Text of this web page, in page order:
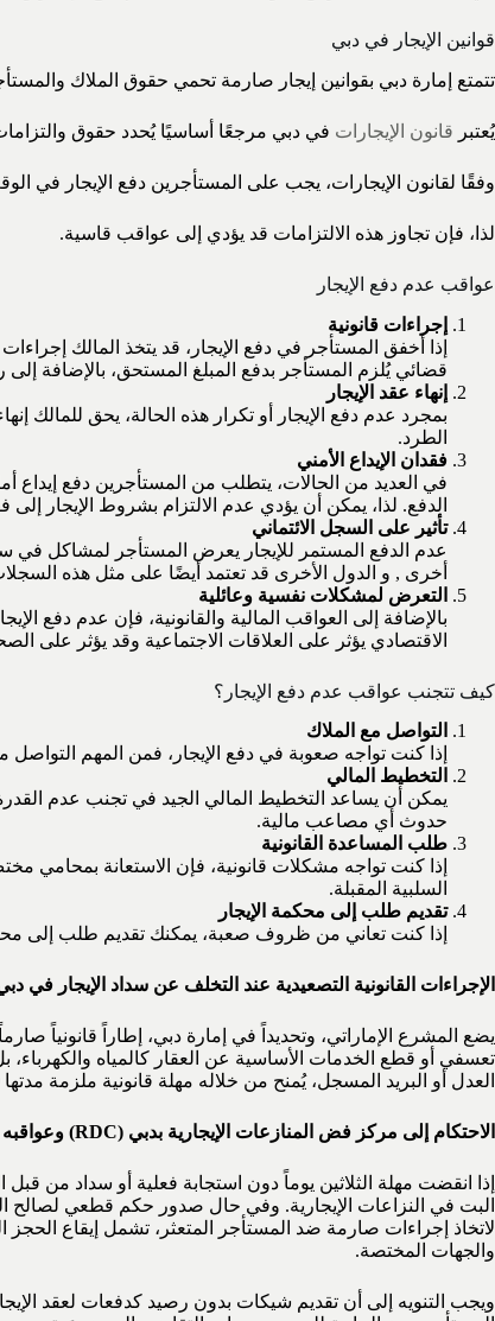
قوانين الإيجار في دبي
تتمتع إمارة دبي بقوانين إيجار صارمة تحمي حقوق الملاك
يُعتبر قانون الإيجارات في دبي مرجعًا أساسيًا يُحدد حقوق
وفقًا لقانون الإيجارات، يجب على المستأجرين دفع الإيجار في
لذا، فإن تجاوز هذه الالتزامات قد يؤدي إلى عواقب قاسية.
عواقب عدم دفع الإيجار
إجراءات قانونية
إذا أخفق المستأجر في دفع الإيجار، قد يتخذ المالك
قضائي يُلزم المستأجر بدفع المبلغ المستحق، بالإضافة
إنهاء عقد الإيجار
بمجرد عدم دفع الإيجار أو تكرار هذه الحالة، يحق للمالك
الطرد.
فقدان الإيداع الأمني
في العديد من الحالات، يتطلب من المستأجرين دفع إيداع
الدفع. لذا، يمكن أن يؤدي عدم الالتزام بشروط الإيجار
تأثير على السجل الائتماني
عدم الدفع المستمر للإيجار يعرض المستأجر لمشاكل
أخرى , و الدول الأخرى قد تعتمد أيضًا على مثل هذه
التعرض لمشكلات نفسية وعائلية
بالإضافة إلى العواقب المالية والقانونية، فإن عدم دفع
الاقتصادي يؤثر على العلاقات الاجتماعية وقد يؤثر على
كيف تتجنب عواقب عدم دفع الإيجار؟
التواصل مع الملاك
إذا كنت تواجه صعوبة في دفع الإيجار، فمن المهم
التخطيط المالي
يمكن أن يساعد التخطيط المالي الجيد في تجنب عدم
حدوث أي مصاعب مالية.
طلب المساعدة القانونية
إذا كنت تواجه مشكلات قانونية، فإن الاستعانة
السلبية المقبلة.
تقديم طلب إلى محكمة الإيجار
إذا كنت تعاني من ظروف صعبة، يمكنك تقديم طلب إلى
الإجراءات القانونية التصعيدية عند التخلف عن سداد الإيجار في
يضع المشرع الإماراتي، وتحديداً في إمارة دبي، إطاراً
تعسفي أو قطع الخدمات الأساسية عن العقار كالمياه
العدل أو البريد المسجل، يُمنح من خلاله مهلة قانونية ملزمة مدتها 30 يوماً لسداد المتأخرات المالية، وذلك استناداً إلى قانون الإيجارات في دبي (القانون رقم 33 لسنة 2008 المعدل للقانون رقم 26 لسنة 2007).
الاحتكام إلى مركز فض المنازعات الإيجارية بدبي (RDC) وعواقبه
إذا انقضت مهلة الثلاثين يوماً دون استجابة فعلية أو سداد من
البت في النزاعات الإيجارية. وفي حال صدور حكم قطعي لصالح
لاتخاذ إجراءات صارمة ضد المستأجر المتعثر، تشمل إيقاع الحجز
والجهات المختصة.
ويجب التنويه إلى أن تقديم شيكات بدون رصيد كدفعات لعقد